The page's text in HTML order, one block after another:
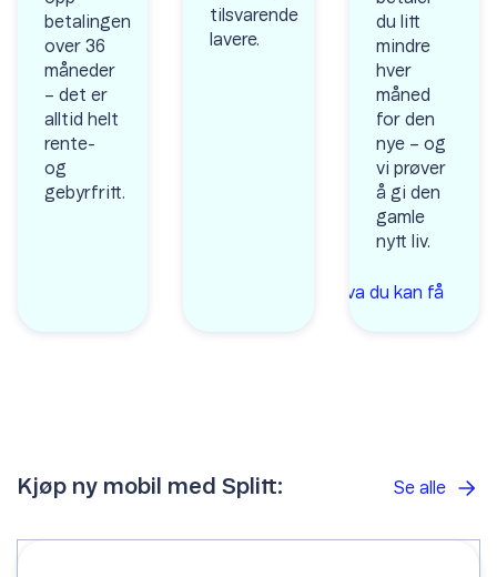
betalingen
over 36
måneder
– det er
alltid helt
rente-
og
gebyrfritt.
tilsvarende
lavere.
du litt
mindre
hver
måned
for den
nye – og
vi prøver
å gi den
gamle
nytt liv.
Se hva du kan få
Kjøp ny mobil med Splitt: Se alle